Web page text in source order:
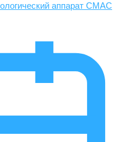
аппарат СМАС